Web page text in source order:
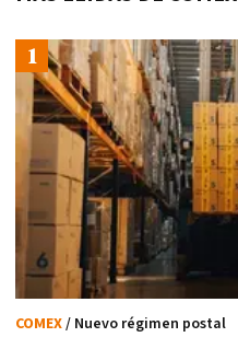
COMEX/ Nuevo régimen postal